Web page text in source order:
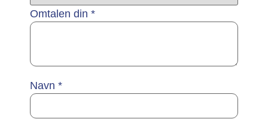
Omtalen din *
Navn *